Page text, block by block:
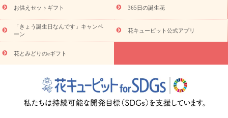
ド
お花の種類 トルコキキョウ
お祝い お祝い・3000円～ お祝い・4000円～
お祝い・
5000円～
お祝い・7000円～ お祝い・ 10000円～
お供え・お
悔やみ
円～
お供え・お悔やみ・
読み物
いのマナー
定年退職祝いのマナー
お祝いを贈るときのマナー・
花キューピットのお祝いコラム一覧
誕生日のお花を「色
彩心理学」で選ぶ方法
結婚祝いの予算相場
出産祝いお役立ち情
お供えセットギフト 365日の誕生花
「きょう誕生日なんです」キャンペ
ーン
花キューピット公式アプリ
花とみどりのeギフト